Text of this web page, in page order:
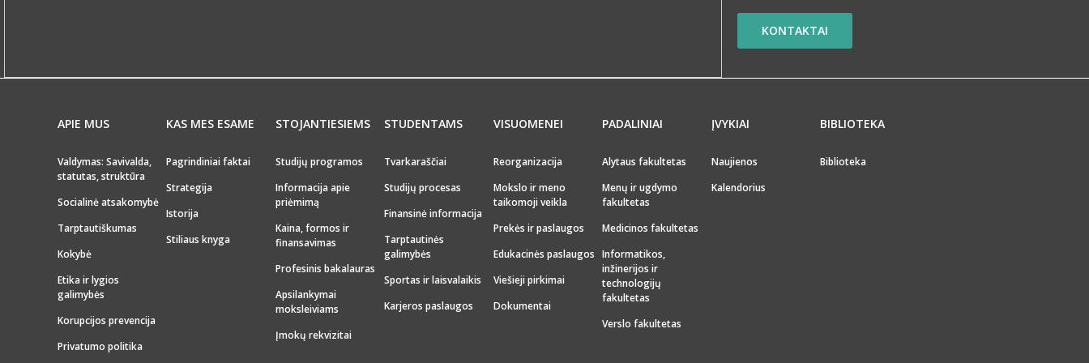
KONTAKTAI
APIE MUS
Valdymas: Savivalda,
statutas, struktūra
Socialinė atsakomybė
Tarptautiškumas
Kokybė
Etika ir lygios
galimybės
Korupcijos prevencija
Privatumo politika
KAS MES ESAME
Pagrindiniai faktai
Strategija
Istorija
Stiliaus knyga
STOJANTIESIEMS
Studijų programos
Informacija apie
priėmimą
Kaina, formos ir
finansavimas
Profesinis bakalauras
Apsilankymai
moksleiviams
Įmokų rekvizitai
STUDENTAMS
Tvarkaraščiai
Studijų procesas
Finansinė informacija
Tarptautinės
galimybės
Sportas ir laisvalaikis
Karjeros paslaugos
VISUOMENEI
Reorganizacija
Mokslo ir meno
taikomoji veikla
Prekės ir paslaugos
Edukacinės paslaugos
Viešieji pirkimai
Dokumentai
PADALINIAI
Alytaus fakultetas
Menų ir ugdymo
fakultetas
Medicinos fakultetas
Informatikos,
inžinerijos ir
technologijų
fakultetas
Verslo fakultetas
ĮVYKIAI
Naujienos
Kalendorius
BIBLIOTEKA
Biblioteka